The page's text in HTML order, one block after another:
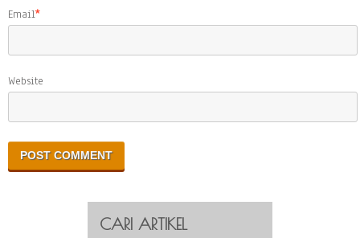
Email*
Website
CARI ARTIKEL